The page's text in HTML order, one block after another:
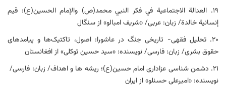
۱۹. العدالة الاجتماعية في فكر النبي محمد(ص) والإمام الحسين(ع): قيم
إنسانية خالدة/ زبان: عربی/ «شریف امبالو» از سنگال
۲۰. تحلیل فقهی- تاریخی جنگ در عاشورا: اصول، تاکتیک‌ها و پیامدهای
حقوق بشری/ زبان: فارسی/ نویسنده: «سید حسین توکلی» از افغانستان
۲۱. دشمن شناسی عزاداری امام حسین(ع)؛ ریشه ها و اهداف/ زبان: فارسی/
نویسنده: «امیرعلی حسنلو» از ایران